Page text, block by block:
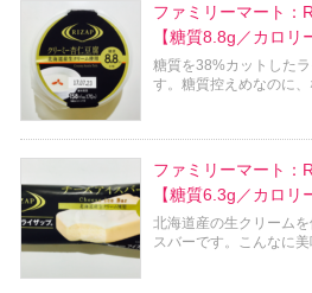
ファミリーマート：
【糖質8.8g／カロリ
糖質を38%カットした
す。糖質控えめなのに、
ファミリーマート：
【糖質6.3g／カロリ
北海道産の生クリーム
スバーです。こんなに美